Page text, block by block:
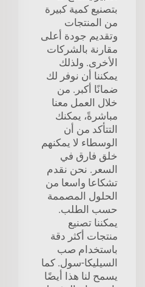
بتصنيع كمية كبيرة
من المنتجات
وتقديم جودة أعلى
مقارنة بالشركات
الأخرى. ولذلك
يمكننا أن نوفر لك
ضمانًا أكبر. من
خلال العمل معنا
مباشرةً، يمكنك
التتأكد من أن
الوسطاء لا يمكنهم
خلق فارق في
السعر. نحن نقدم
تشكاعا واسعا من
الحلول المصممة
حسب الطلب.
يمكننا تصنيع
منتجات أكثر دقة
باستخدام صب
السيليكا-سول. كما
يسمح لنا هذا أيضًا